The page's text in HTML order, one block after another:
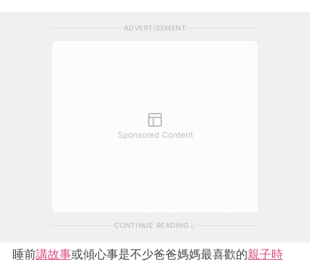
ADVERTISEMENT
Sponsored Content
CONTINUE READING
睡前講故事或傾心事是不少爸爸媽媽最喜歡的親子時